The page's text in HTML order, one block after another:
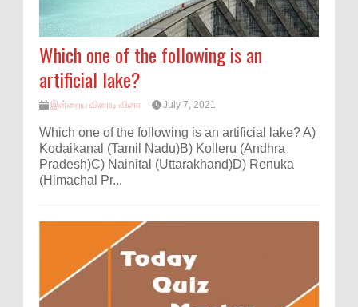
Which one of the following is an
artificial lake?
இன்றைய வினாடி வினா July 7, 2021
Which one of the following is an artificial lake? A)
Kodaikanal (Tamil Nadu)B) Kolleru (Andhra
Pradesh)C) Nainital (Uttarakhand)D) Renuka
(Himachal Pr...